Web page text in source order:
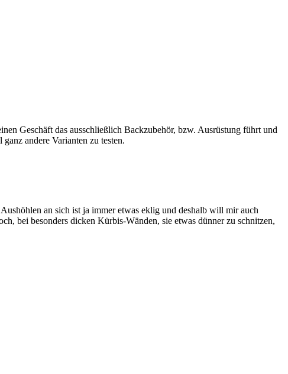
Geschäft das ausschließlich Backzubehör, bzw. Ausrüstung führt und
andere Varianten zu testen.
an sich ist ja immer etwas eklig und deshalb will mir auch
bei besonders dicken Kürbis-Wänden, sie etwas dünner zu schnitzen,